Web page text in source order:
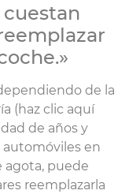
cuestan
de la
(haz clic aquí
de años y
automóviles en
agota, puede
reemplazarla